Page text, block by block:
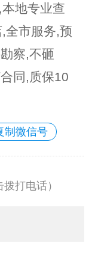
地专业查
全市服务,预
察,不砸
同,质保10
制微信号
拨打电话）